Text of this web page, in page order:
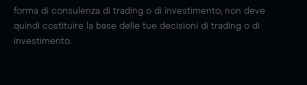
forma di consulenza di trading o di investimento; non deve
quindi costituire la base delle tue decisioni di trading o di
investimento.